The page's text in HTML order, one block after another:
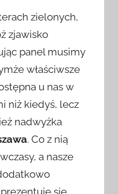
zielonych,
zjawisko
panel musimy
właściwsze
u nas w
niż kiedyś, lecz
nadwyżka
. Co z nią
a nasze